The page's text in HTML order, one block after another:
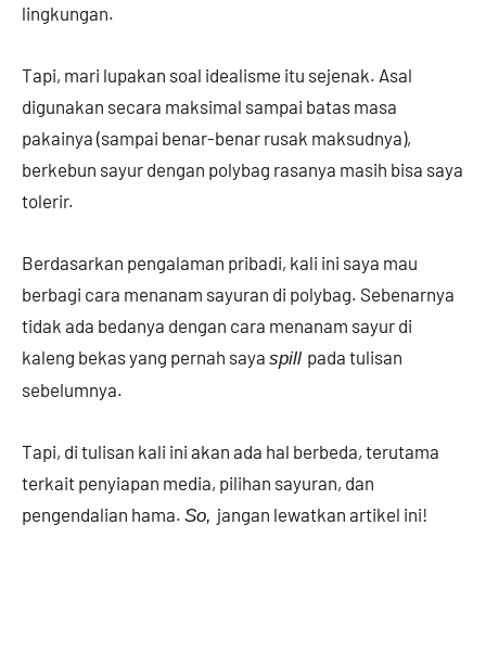
lingkungan.
Tapi, mari lupakan soal idealisme itu sejenak. Asal
digunakan secara maksimal sampai batas masa
pakainya (sampai benar-benar rusak maksudnya),
berkebun sayur dengan polybag rasanya masih bisa saya
tolerir.
Berdasarkan pengalaman pribadi, kali ini saya mau
berbagi cara menanam sayuran di polybag. Sebenarnya
tidak ada bedanya dengan cara menanam sayur di
kaleng bekas yang pernah saya spill pada tulisan
sebelumnya.
Tapi, di tulisan kali ini akan ada hal berbeda, terutama
terkait penyiapan media, pilihan sayuran, dan
pengendalian hama. So, jangan lewatkan artikel ini!